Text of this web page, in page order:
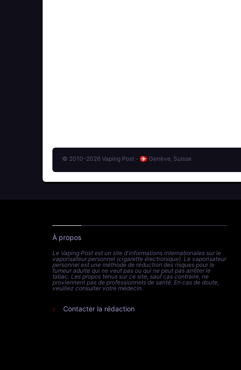
© 2010-2026 Vaping Post - Genève, Suisse
À propos
Le Vaping Post est un site d'informations internationales sur le
vaporisateur personnel (cigarette électronique). Le vaporisateur
personnel est une méthode de réduction des risques pour le
fumeur adulte qui ne veut pas ou qui ne peut pas arrêter le
tabac. Les propos tenus sur ce site, sauf cas contraire, ne
proviennent pas de professionnels de santé. En cas de doute,
veuillez consulter votre médecin.
Contacter la rédaction